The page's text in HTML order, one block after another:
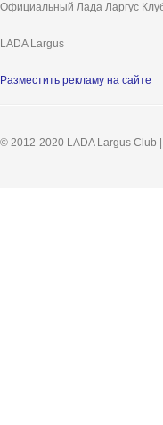
Официальный Лада Ларгус
LADA Largus
Разместить рекламу на сайте
© 2012-2020 LADA Largus Club